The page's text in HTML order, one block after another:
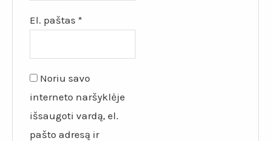
El. paštas*
Noriu savo
interneto naršyklėje
išsaugoti vardą, el.
pašto adresą ir